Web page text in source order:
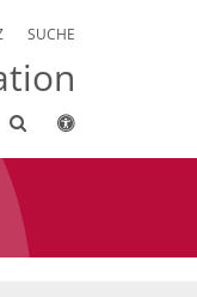
SUCHE